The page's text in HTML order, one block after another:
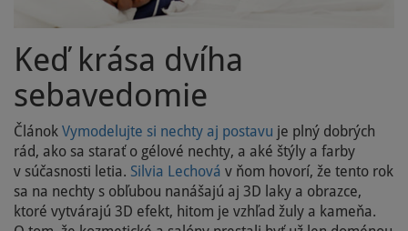
Keď krása dvíha
sebavedomie
Článok Vymodelujte si nechty aj postavu je plný dobrých
rád, ako sa starať o gélové nechty, a aké štýly a farby
v súčasnosti letia. Silvia Lechová v ňom hovorí, že tento rok
sa na nechty s obľubou nanášajú aj 3D laky a obrazce,
ktoré vytvárajú 3D efekt, hitom je vzhľad žuly a kameňa.